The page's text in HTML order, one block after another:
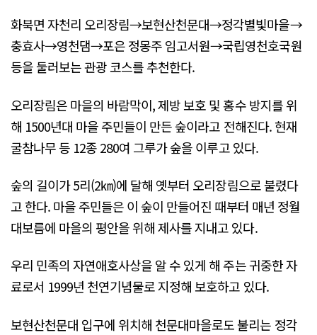
화북면 자천리 오리장림→보현산천문대→정각별빛마을→
충효사→영천댐→포은 정몽주 임고서원→국립영천호국원
등을 둘러보는 관광 코스를 추천한다.
오리장림은 마을의 바람막이, 제방 보호 및 홍수 방지를 위
해 1500년대 마을 주민들이 만든 숲이라고 전해진다. 현재
굴참나무 등 12종 280여 그루가 숲을 이루고 있다.
숲의 길이가 5리(2㎞)에 달해 옛부터 오리장림으로 불렸다
고 한다. 마을 주민들은 이 숲이 만들어진 때부터 매년 정월
대보름에 마을의 평안을 위해 제사를 지내고 있다.
우리 민족의 자연애호사상을 알 수 있게 해 주는 귀중한 자
료로서 1999년 천연기념물로 지정해 보호하고 있다.
보현산천문대 입구에 위치해 천문대마을로도 불리는 정각